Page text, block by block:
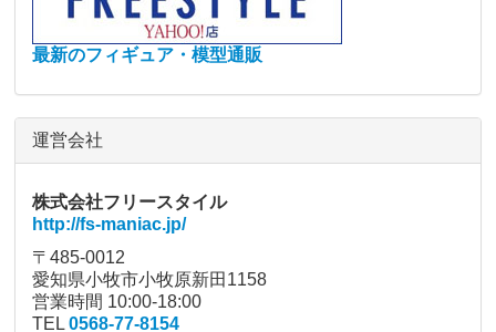
最新のフィギュア・模型通販
運営会社
株式会社フリースタイル
http://fs-maniac.jp/
〒485-0012
愛知県小牧市小牧原新田1158
営業時間 10:00-18:00
TEL0568-77-8154